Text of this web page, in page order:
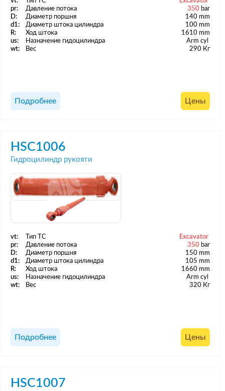
pr:
Давление потока 350 bar
D:
Диаметр поршня
140 mm
d1:
Диаметр штока цилиндра
100 mm
R:
Ход штока
1610 mm
us:
Назначение гидоцилиндра
Arm cyl
wt:
Вес 290 Кг
Подробнее Цены
HSC1006
Гидроцилиндр рукояти
vt: Тип ТС
Excavator
pr:
Давление потока 350 bar
D:
Диаметр поршня
150 mm
d1:
Диаметр штока цилиндра
105 mm
R:
Ход штока
1660 mm
us:
Назначение гидоцилиндра
Arm cyl
wt:
Вес 320 Кг
Подробнее Цены
HSC1007